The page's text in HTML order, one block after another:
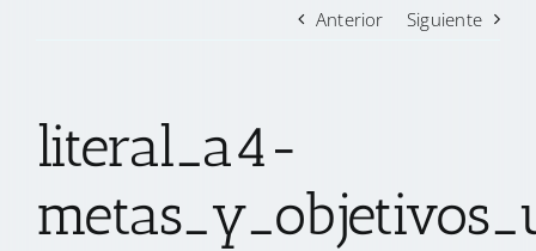
CONTACTO
Anterior Siguiente
literal_a4-